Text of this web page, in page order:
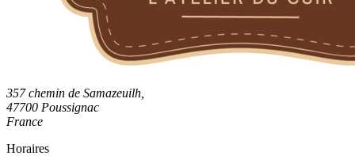
357 chemin de Samazeuilh,
47700 Poussignac
France
Horaires